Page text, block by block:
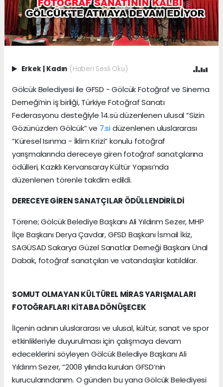
Erkek | Kadın (Haberi Sesli Oku)
Gölcük Belediyesi ile GFSD - Gölcük Fotoğraf ve Sinema
Derneği’nin iş birliği, Türkiye Fotoğraf Sanatı
Federasyonu desteğiyle 14.sü düzenlenen ulusal “Sizin
Gözünüzden Gölcük” ve 7.sidüzenlenen uluslararası
“Küresel Isınma - İklim Krizi” konulu fotoğraf
yarışmalarında dereceye giren fotoğraf sanatçılarına
ödülleri, Kazıklı Kervansaray Kültür Yapısı’nda
düzenlenen törenle takdim edildi.
DERECEYE GİREN SANATÇILAR ÖDÜLLENDİRİLDİ
Törene; Gölcük Belediye Başkanı Ali Yıldırım Sezer, MHP
İlçe Başkanı Derya Çavdar, GFSD Başkanı İsmail İkiz,
SAGÜSAD Sakarya Güzel Sanatlar Derneği Başkanı Ünal
Dabak, fotoğraf sanatçıları ve vatandaşlar katıldılar.
SOMUT OLMAYAN KÜLTÜREL MİRAS YARIŞMALARI
FOTOĞRAFLARI KİTABA DÖNÜŞECEK
İlçenin adının uluslararası ve ulusal, kültür, sanat ve spor
etkinlikleriyle duyurulması için çalışmaya devam
edeceklerini söyleyen Gölcük Belediye Başkanı Ali
Yıldırım Sezer, “2008 yılında kurulan GFSD’nin
kurucularındanım. O günden bu yana Gölcük Belediyesi